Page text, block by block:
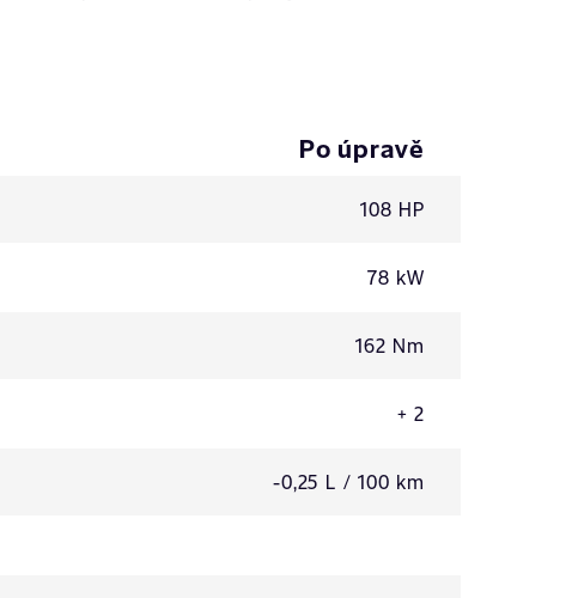
Po úpravě
108 HP
78 kW
162 Nm
+ 2
-0,25 L / 100 km